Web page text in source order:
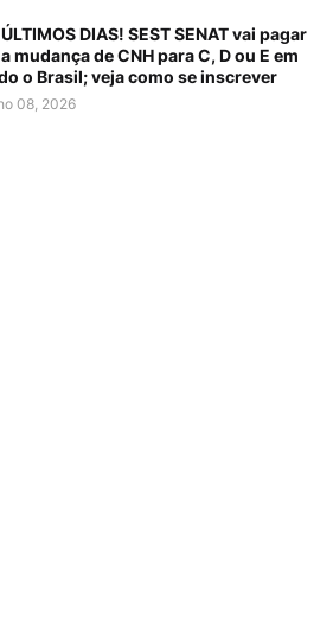
DIAS! SEST SENAT vai pagar
mudança de CNH para C, D ou E em
o Brasil; veja como se inscrever
08, 2026